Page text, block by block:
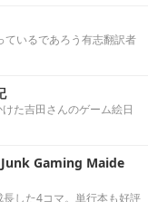
ているであろう有志翻訳者
た吉田さんのゲーム絵日
Junk Gaming Maide
した4コマ。単行本も好評